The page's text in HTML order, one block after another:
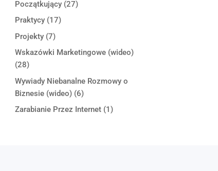
Początkujący (27)
Praktycy (17)
Projekty (7)
Wskazówki Marketingowe (wideo)
(28)
Wywiady Niebanalne Rozmowy o
Biznesie (wideo) (6)
Zarabianie Przez Internet (1)